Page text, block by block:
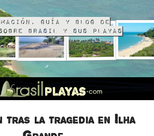
guía y blog de
Brasil y sus playas
tras la tragedia en Ilha